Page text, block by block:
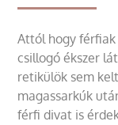
Attól hogy férfiak
csillogó ékszer
retikülök sem
magassarkúk
férfi divat is